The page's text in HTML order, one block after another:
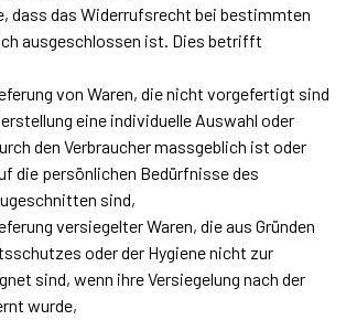
dass das Widerrufsrecht bei bestimmten
ausgeschlossen ist. Dies betrifft
von Waren, die nicht vorgefertigt sind
eine individuelle Auswahl oder
den Verbraucher massgeblich ist oder
die persönlichen Bedürfnisse des
sind,
versiegelter Waren, die aus Gründen
oder der Hygiene nicht zur
sind, wenn ihre Versiegelung nach der
wurde,